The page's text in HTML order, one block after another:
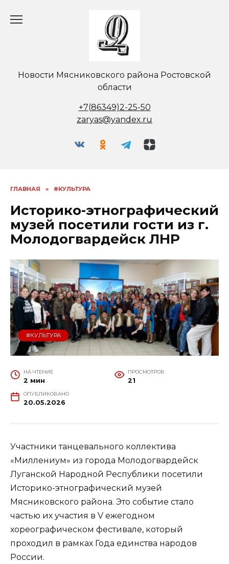
Новости Мясниковского района Ростовской
области
+7(86349)2-25-50
zaryas@yandex.ru
ГЛАВНАЯ » #КУЛЬТУРА
Историко-этнографический
музей посетили гости из г.
Молодогвардейск ЛНР
#КУЛЬТУРА
НА ЧТЕНИЕ
2 мин
ПРОСМОТРОВ
21
ОПУБЛИКОВАНО
20.05.2026
Участники танцевального коллектива
«Миллениум» из города Молодогвардейск
Луганской Народной Республики посетили
Историко-этнографический музей
Мясниковского района. Это событие стало
частью их участия в V ежегодном
хореографическом фестивале, который
проходил в рамках Года единства народов
России.